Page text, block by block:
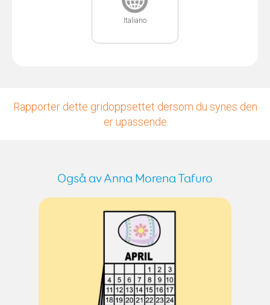
Italiano
Rapporter dette gridoppsettet dersom du synes den
er upassende
Også av Anna Morena Tafuro